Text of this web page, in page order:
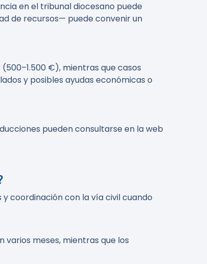
en el tribunal diocesano puede
de recursos— puede convenir un
€), mientras que casos
y posibles ayudas económicas o
pueden consultarse en la web
coordinación con la vía civil cuando
meses, mientras que los